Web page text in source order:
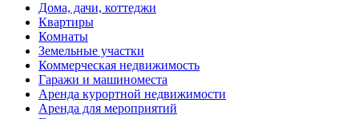
Дома, дачи, коттеджи
Квартиры
Комнаты
Земельные участки
Коммерческая недвижимость
Гаражи и машиноместа
Аренда курортной недвижимости
Аренда для мероприятий